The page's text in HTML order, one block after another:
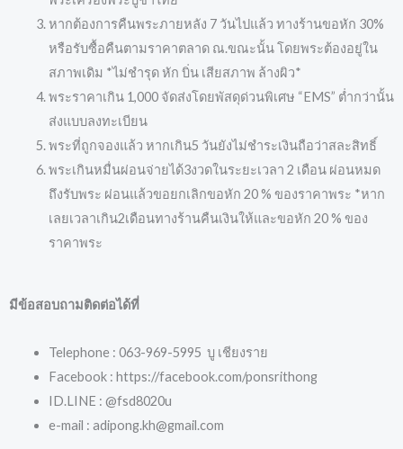
หากต้องการคืนพระภายหลัง 7 วันไปแล้ว ทางร้านขอหัก 30%
หรือรับซื้อคืนตามราคาตลาด ณ.ขณะนั้น โดยพระต้องอยู่ใน
สภาพเดิม *ไม่ชำรุด หัก บิ่น เสียสภาพ ล้างผิว*
พระราคาเกิน 1,000 จัดส่งโดยพัสดุด่วนพิเศษ “EMS” ต่ำกว่านั้น
ส่งแบบลงทะเบียน
พระที่ถูกจองแล้ว หากเกิน5 วันยังไม่ชำระเงินถือว่าสละสิทธิ์
พระเกินหมื่นผ่อนจ่ายได้3งวดในระยะเวลา 2 เดือน ผ่อนหมด
ถึงรับพระ ผ่อนแล้วขอยกเลิกขอหัก 20 % ของราคาพระ *หาก
เลยเวลาเกิน2เดือนทางร้านคืนเงินให้และขอหัก 20 % ของ
ราคาพระ
มีข้อสอบถามติดต่อได้ที่
Telephone : 063-969-5995 บู เชียงราย
Facebook : https://facebook.com/ponsrithong
ID.LINE : @fsd8020u
e-mail : adipong.kh@gmail.com